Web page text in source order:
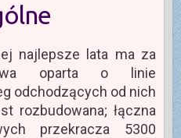
najlepsze lata ma za
oparta o linie
odchodzących od nich
rozbudowana; łączna
przekracza 5300